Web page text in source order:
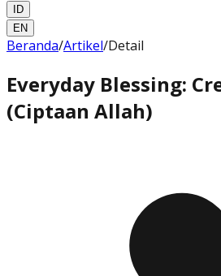
ID
EN
Beranda/Artikel/Detail
Everyday Blessing:
(Ciptaan Allah)